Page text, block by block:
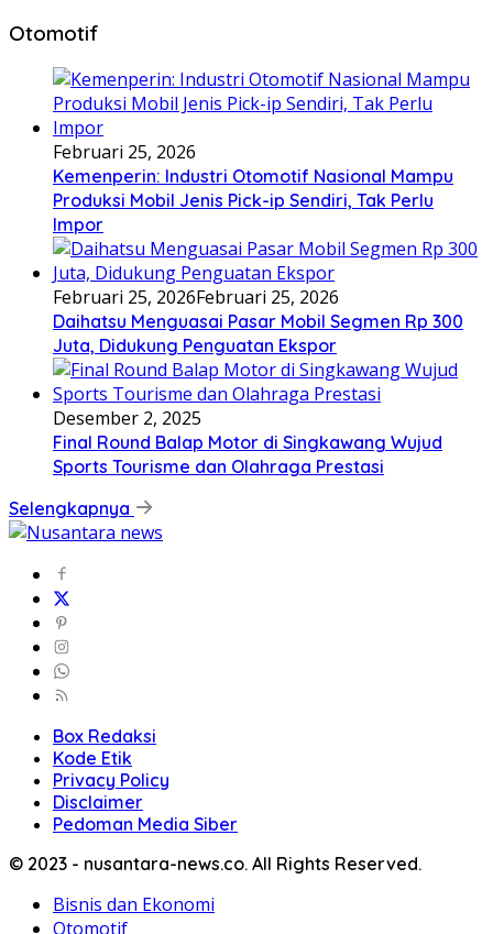
Otomotif
Februari 25, 2026
Kemenperin: Industri Otomotif Nasional Mampu
Produksi Mobil Jenis Pick-ip Sendiri, Tak Perlu
Impor
Februari 25, 2026Februari 25, 2026
Daihatsu Menguasai Pasar Mobil Segmen Rp 300
Juta, Didukung Penguatan Ekspor
Desember 2, 2025
Final Round Balap Motor di Singkawang Wujud
Sports Tourisme dan Olahraga Prestasi
Selengkapnya
Box Redaksi
Kode Etik
Privacy Policy
Disclaimer
Pedoman Media Siber
© 2023 - nusantara-news.co. All Rights Reserved.
Bisnis dan Ekonomi
Otomotif